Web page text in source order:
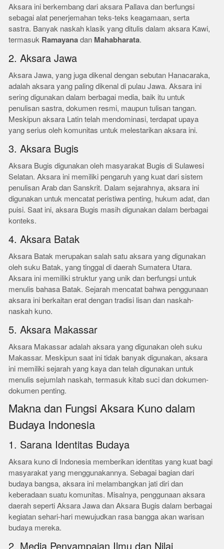
Aksara ini berkembang dari aksara Pallava dan berfungsi
sebagai alat penerjemahan teks-teks keagamaan, serta
sastra. Banyak naskah klasik yang ditulis dalam aksara Kawi,
termasuk Ramayana dan Mahabharata.
2. Aksara Jawa
Aksara Jawa, yang juga dikenal dengan sebutan Hanacaraka,
adalah aksara yang paling dikenal di pulau Jawa. Aksara ini
sering digunakan dalam berbagai media, baik itu untuk
penulisan sastra, dokumen resmi, maupun tulisan tangan.
Meskipun aksara Latin telah mendominasi, terdapat upaya
yang serius oleh komunitas untuk melestarikan aksara ini.
3. Aksara Bugis
Aksara Bugis digunakan oleh masyarakat Bugis di Sulawesi
Selatan. Aksara ini memiliki pengaruh yang kuat dari sistem
penulisan Arab dan Sanskrit. Dalam sejarahnya, aksara ini
digunakan untuk mencatat peristiwa penting, hukum adat, dan
puisi. Saat ini, aksara Bugis masih digunakan dalam berbagai
konteks.
4. Aksara Batak
Aksara Batak merupakan salah satu aksara yang digunakan
oleh suku Batak, yang tinggal di daerah Sumatera Utara.
Aksara ini memiliki struktur yang unik dan berfungsi untuk
menulis bahasa Batak. Sejarah mencatat bahwa penggunaan
aksara ini berkaitan erat dengan tradisi lisan dan naskah-
naskah kuno.
5. Aksara Makassar
Aksara Makassar adalah aksara yang digunakan oleh suku
Makassar. Meskipun saat ini tidak banyak digunakan, aksara
ini memiliki sejarah yang kaya dan telah digunakan untuk
menulis sejumlah naskah, termasuk kitab suci dan dokumen-
dokumen penting.
Makna dan Fungsi Aksara Kuno dalam
Budaya Indonesia
1. Sarana Identitas Budaya
Aksara kuno di Indonesia memberikan identitas yang kuat bagi
masyarakat yang menggunakannya. Sebagai bagian dari
budaya bangsa, aksara ini melambangkan jati diri dan
keberadaan suatu komunitas. Misalnya, penggunaan aksara
daerah seperti Aksara Jawa dan Aksara Bugis dalam berbagai
kegiatan sehari-hari mewujudkan rasa bangga akan warisan
budaya mereka.
2. Media Penyampaian Ilmu dan Nilai